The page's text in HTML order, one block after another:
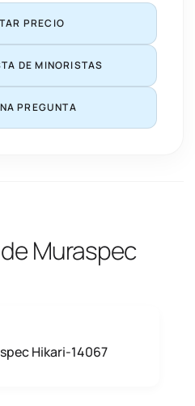
PRECIO
DE MINORISTAS
PREGUNTA
Muraspec
Hikari-14067